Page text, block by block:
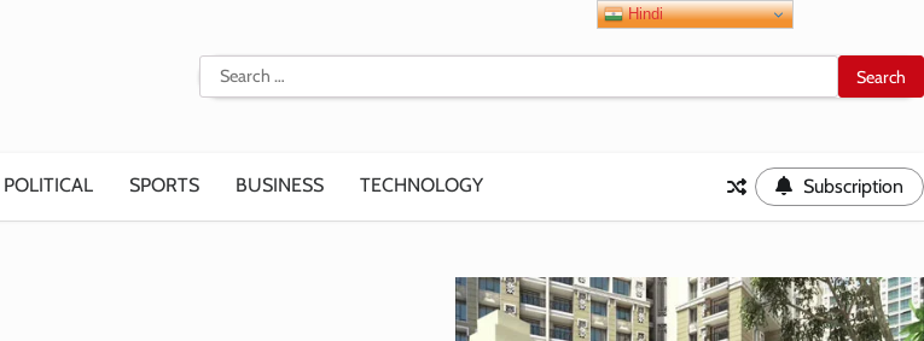
Search
for:
POLITICAL SPORTS BUSINESS TECHNOLOGY Subscription
Hindi